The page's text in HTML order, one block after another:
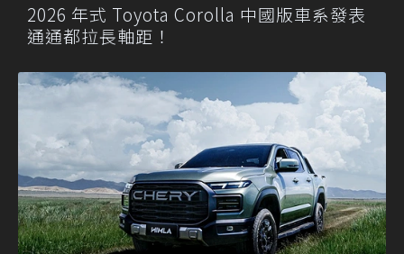
2026 年式 Toyota Corolla 中國版車系發表
通通都拉長軸距！